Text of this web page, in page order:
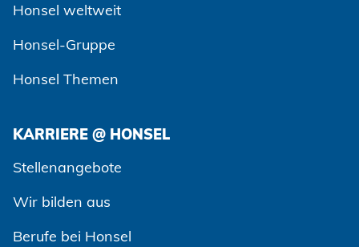
Honsel weltweit
Honsel-Gruppe
Honsel Themen
KARRIERE @ HONSEL
Stellenangebote
Wir bilden aus
Berufe bei Honsel